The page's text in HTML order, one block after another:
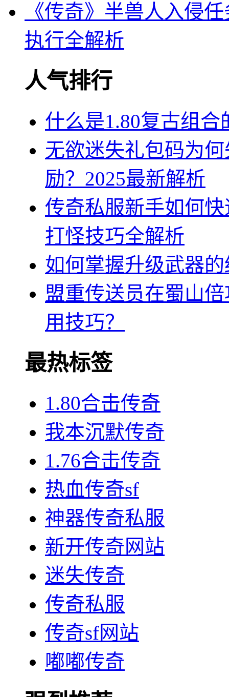
《传奇》半兽人入侵
执行全解析
人气排行
什么是1.80复古组
无欲迷失礼包码为
励？2025最新解析
传奇私服新手如何
打怪技巧全解析
如何掌握升级武器
盟重传送员在蜀山
用技巧？
最热标签
1.80合击传奇
我本沉默传奇
1.76合击传奇
热血传奇sf
神器传奇私服
新开传奇网站
迷失传奇
传奇私服
传奇sf网站
嘟嘟传奇